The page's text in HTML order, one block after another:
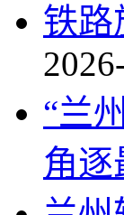
铁路
“兰
角逐